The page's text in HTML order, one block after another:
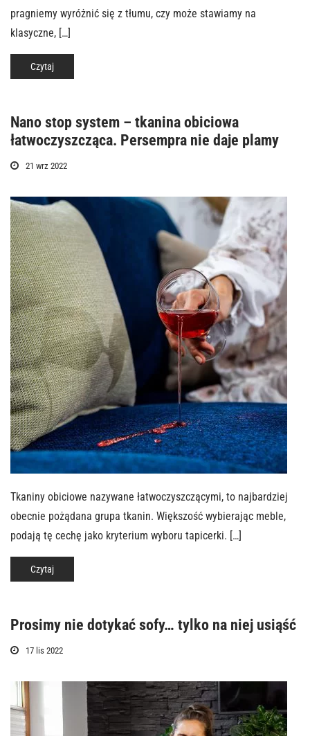
pragniemy wyróżnić się z tłumu, czy może stawiamy na
klasyczne, […]
Czytaj
Nano stop system – tkanina obiciowa
łatwoczyszcząca. Persempra nie daje plamy
21 wrz 2022
Tkaniny obiciowe nazywane łatwoczyszczącymi, to najbardziej
obecnie pożądana grupa tkanin. Większość wybierając meble,
podają tę cechę jako kryterium wyboru tapicerki. […]
Czytaj
Prosimy nie dotykać sofy… tylko na niej usiąść
17 lis 2022